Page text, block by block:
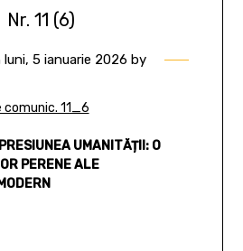
Nr. 11 (6)
luni, 5 ianuarie 2026 by
comunic. 11_6
UMANITĂȚII: O
PERENEALE